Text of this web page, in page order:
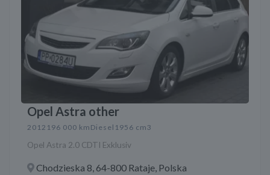
Opel Astra other
2012 196 000 km Diesel 1956 cm3
Opel Astra 2.0 CDTI Exklusiv
Chodzieska 8, 64-800 Rataje, Polska